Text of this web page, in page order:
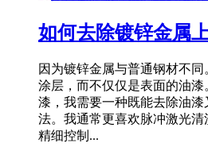
如何去除镀锌金属
因为镀锌金属与普通钢材不
涂层，而不仅仅是表面的油
漆，我需要一种既能去除油
法。我通常更喜欢脉冲激光
精细控制...